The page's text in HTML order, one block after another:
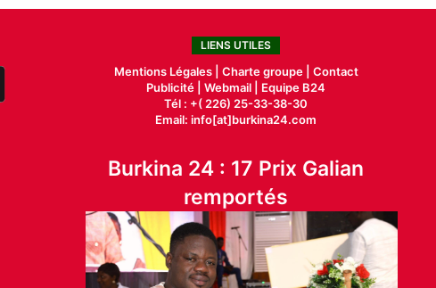
LIENS UTILES
Mentions Légales | Charte groupe | Contact
Publicité |Webmail |
Equipe B24
Tél : +( 226) 25-33-38-30
Email: info[at]burkina24.com
Burkina 24 : 17 Prix Galian
remportés